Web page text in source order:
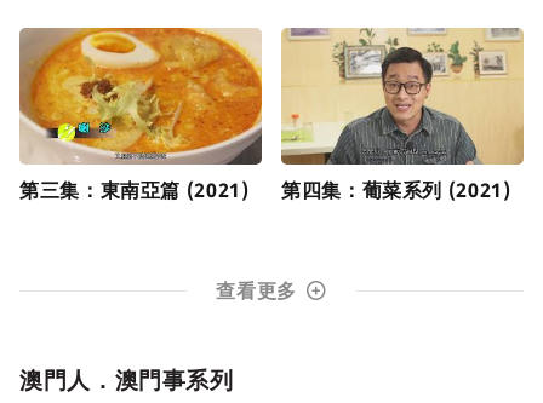
第三集：東南亞篇 (2021) 第四集：葡菜系列 (2021)
查看更多
澳門人．澳門事系列